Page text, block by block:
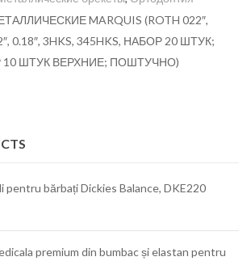
MARQUIS (ROTH 022″,
0.18″, 3HKS, 345HKS, НАБОР 20 ШТУК;
10 ШТУК ВЕРХНИЕ; ПОШТУЧНО)
pentru bărbați Dickies Balance, DKE220
premium din bumbac și elastan pentru